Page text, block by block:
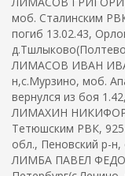
моб. Сталинским
погиб 13.02.43,
ЛИМАСОВ ИВАН
н,с.Мурзино, моб.
вернулся из боя
ЛИМАХИН НИКИФОР
Тетюшским РВК, 925
обл., Пеновский р-н,
ЛИМБА ПАВЕЛ